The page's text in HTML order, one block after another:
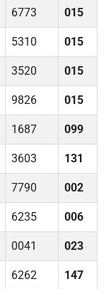
6773 015
5310 015
3520 015
9826 015
1687 099
3603 131
7790 002
6235 006
0041 023
6262 147